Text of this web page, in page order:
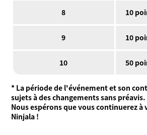
8 10
9 10
10 50
* La période de l'événement et son
sujets à des changements sans préavis.
Nous espérons que vous continuerez à
Ninjala !